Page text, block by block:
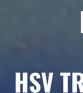
HSV